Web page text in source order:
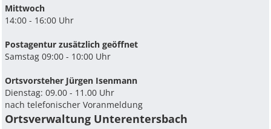
Mittwoch
14:00 - 16:00 Uhr
Postagentur zusätzlich geöffnet
Samstag 09:00 - 10:00 Uhr
Ortsvorsteher Jürgen Isenmann
Dienstag: 09.00 - 11.00 Uhr
nach telefonischer Voranmeldung
Ortsverwaltung Unterentersbach